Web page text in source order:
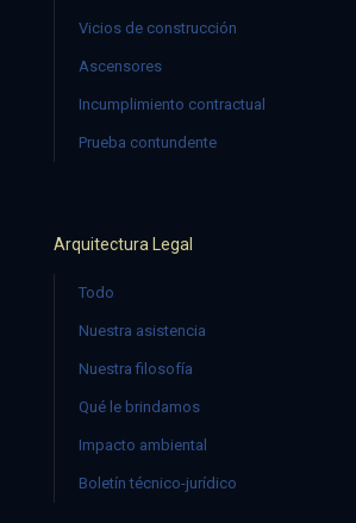
Vicios de construcción
Ascensores
Incumplimiento contractual
Prueba contundente
Arquitectura Legal
Todo
Nuestra asistencia
Nuestra filosofía
Qué le brindamos
Impacto ambiental
Boletín técnico-jurídico